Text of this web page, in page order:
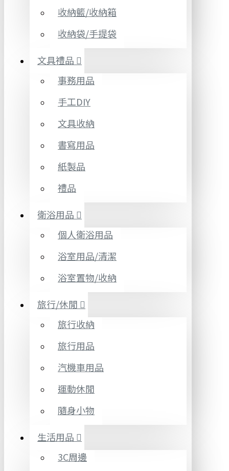
收納籃/收納箱
收納袋/手提袋
文具禮品
事務用品
手工DIY
文具收納
書寫用品
紙製品
禮品
衛浴用品
個人衛浴用品
浴室用品/清潔
浴室置物/收納
旅行/休閒
旅行收納
旅行用品
汽機車用品
運動休閒
隨身小物
生活用品
3C周邊